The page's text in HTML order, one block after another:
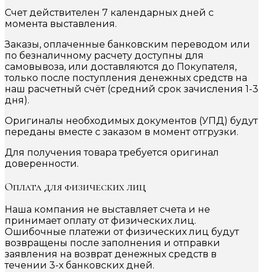
Счет действителен 7 календарных дней с
момента выставления.
Заказы, оплаченные банковским переводом или
по безналичному расчету доступны для
самовывоза, или доставляются до Покупателя,
только после поступления денежных средств на
наш расчетный счёт (средний срок зачисления 1-3
дня).
Оригиналы необходимых документов (УПД) будут
переданы вместе с заказом в момент отгрузки.
Для получения товара требуется оригинал
доверенности.
Оплата для физических лиц
Наша компания не выставляет счета и не
принимает оплату от физических лиц.
Ошибочные платежи от физических лиц будут
возвращены после заполнения и отправки
заявления на возврат денежных средств в
течении 3-х банковских дней.